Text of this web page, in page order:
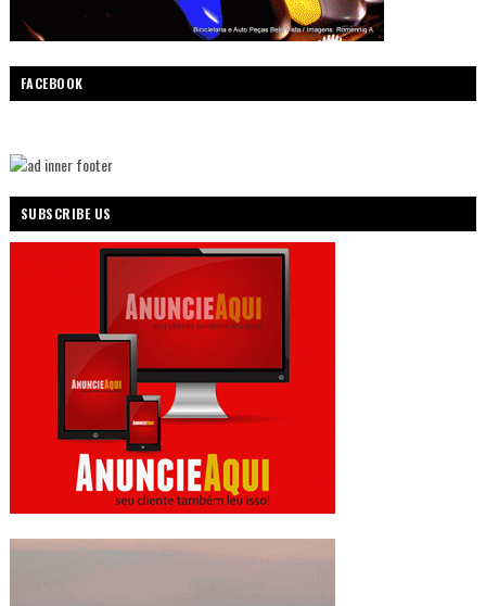
FACEBOOK
SUBSCRIBE US